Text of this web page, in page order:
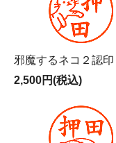
邪魔するネコ２認印
2,500円(税込)